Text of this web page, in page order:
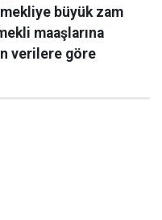
büyük zam
maaşlarına
verilere göre